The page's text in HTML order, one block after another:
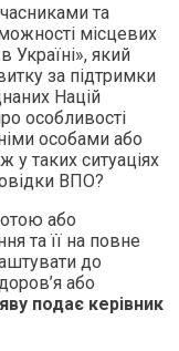
та
місцевих
Україні», який
за підтримки
Націй
особливості
особами або
у таких ситуаціях
ВПО?
або
та її на повне
до
або
подає керівник